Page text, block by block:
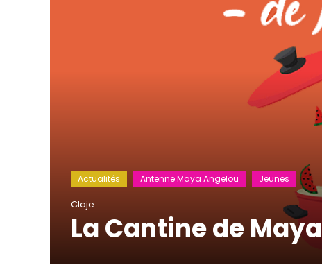
Actualités Antenne Maya Angelou Jeunes
Claje
La Cantine de Maya